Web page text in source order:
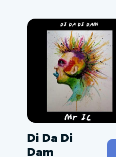
Di Da Di
Dam